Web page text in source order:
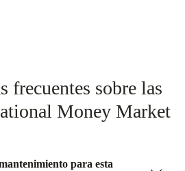
frecuentes sobre las
Money Market
para esta